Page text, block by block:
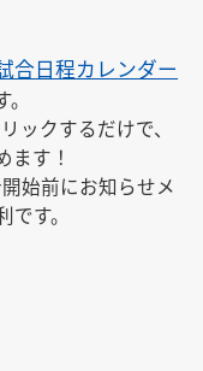
合日程カレンダー
ックするだけで、
ます！
始前にお知らせメ
す。